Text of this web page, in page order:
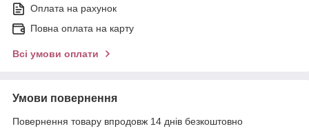
Оплата на рахунок
Повна оплата на карту
Всі умови оплати
Умови повернення
Повернення товару впродовж 14 днів безкоштовно